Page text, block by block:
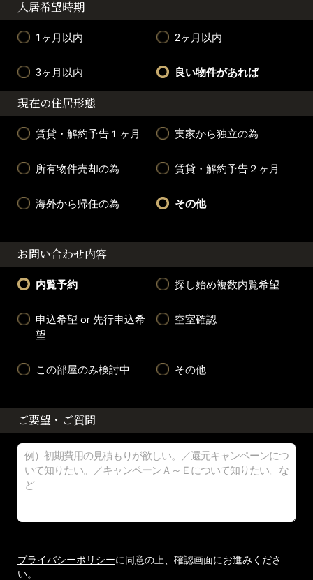
入居希望時期
1ヶ月以内 2ヶ月以内
3ヶ月以内 良い物件があれば
現在の住居形態
賃貸・解約予告１ヶ月 実家から独立の為
所有物件売却の為 賃貸・解約予告２ヶ月
海外から帰任の為 その他
お問い合わせ内容
内覧予約 探し始め複数内覧希望
申込希望 or 先行申込希
望
空室確認
この部屋のみ検討中 その他
ご要望・ご質問
プライバシーポリシーに同意の上、確認画面にお進みくださ
い。